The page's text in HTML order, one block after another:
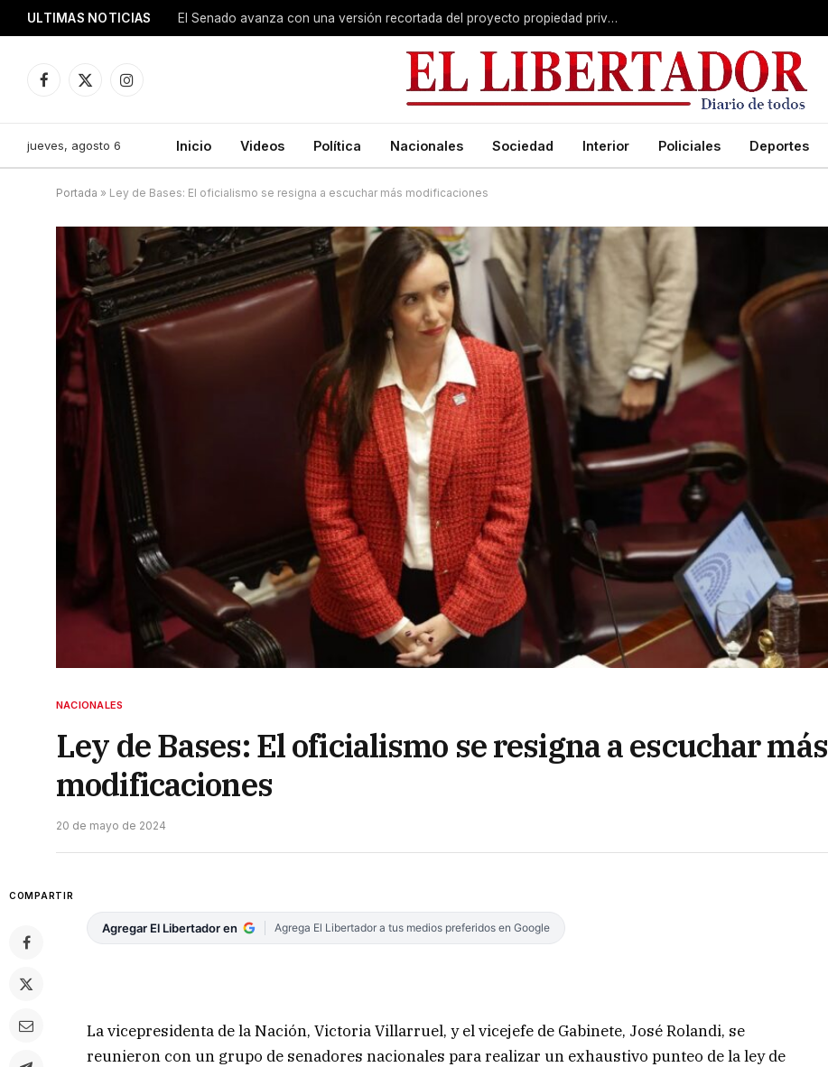
ULTIMAS NOTICIAS El Senado avanza con una versión recortada del proyecto propiedad privada: desalojo exprés, plazos y menos capítulos
Facebook
X
Instagram
jueves, agosto 6 Inicio Videos Política Nacionales Sociedad Interior Policiales Deportes
Portada » Ley de Bases: El oficialismo se resigna a escuchar más modificaciones
NACIONALES
Ley de Bases: El oficialismo se resigna a escuchar más
modificaciones
20 de mayo de 2024
COMPARTIR
Agregar El Libertador en Agrega El Libertador a tus medios preferidos en Google
La vicepresidenta de la Nación, Victoria Villarruel, y el vicejefe de Gabinete, José Rolandi, se
reunieron con un grupo de senadores nacionales para realizar un exhaustivo punteo de la ley de